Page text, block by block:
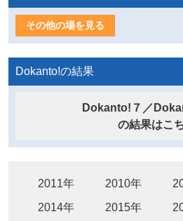
その他の場を見る
Dokanto!の結果
Dokanto!７／
の結果はこ
2011年 2010年
2014年
2015年